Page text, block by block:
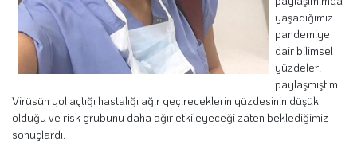
yaşadığımız
pandemiye
dair bilimsel
yüzdeleri
paylaşmıştım.
Virüsün yol açtığı hastalığı ağır geçireceklerin yüzdesinin düşük
olduğu ve risk grubunu daha ağır etkileyeceği zaten beklediğimiz
sonuçlardı.